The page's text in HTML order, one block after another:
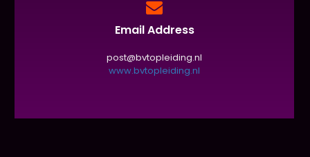
Email Address
post@bvtopleiding.nl
www.bvtopleiding.nl